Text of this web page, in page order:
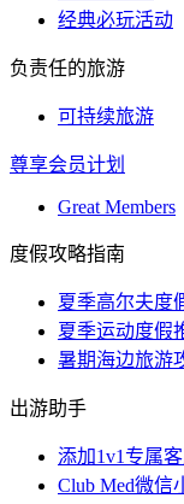
经典必玩活动
负责任的旅游
可持续旅游
尊享会员计划
Great Members
度假攻略指南
夏季高尔夫度
夏季运动度假
暑期海边旅游
出游助手
添加1v1专属
Club Med微信